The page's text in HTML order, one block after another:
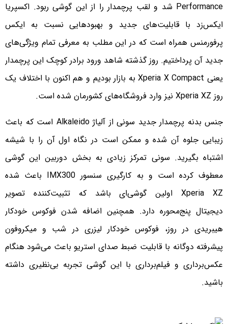
Performance شد و لقب پرچمدار را از این گوشی ربود. اکسپریا
ایکس‌زد با قابلیت‌های جدید و بهبود‌هایی نسبت به ایکس
پرفورمنس همراه است که در این مطلب به معرفی تمام ویژگی‌های
جدید آن پرداختیم. روز گذشته شاهد ورود برادر کوچک این پرچمدار
یعنی Xperia X Compact به بازار بودیم و هم اکنون با اختلاف یک
روز Xperia XZ نیز وارد فروشگاه‌های کشورمان شده است.
جنس بدنه پرچمدار جدید سونی از آلیاژ Alkaleido است که باعث
زیبایی جلوه آن شده و ممکن است در نگاه اول آن را با شیشه
اشتباه بگیرید. سونی تمرکز زیادی به بخش دوربین این گوشی
معطوف کرده است و به کارگیری سنسور IMX300 باعث شده
Xperia XZ اولین گوشی‌ای باشد که تثبیت‌‌کننده تصویر
دیجیتال پنج‌محوره دارد. همچنین اضافه شدن فوکوس خودکار
هیبریدی در روز، فوکوس خودکار لیزری در شب و میکروفون
پیشرفته دوگانه با قابلیت ضبط صدای استریو باعث می‌شود هنگام
عکس‌برداری و فیلم‌برداری با این گوشی تجربه بی‌‌نظیری داشته
باشید.